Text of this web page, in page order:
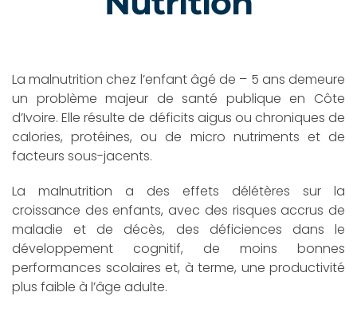
La malnutrition chez l’enfant âgé de – 5 ans demeure
un problème majeur de santé publique en Côte
d’Ivoire. Elle résulte de déficits aigus ou chroniques de
calories, protéines, ou de micro nutriments et de
facteurs sous-jacents.
La malnutrition a des effets délétères sur la
croissance des enfants, avec des risques accrus de
maladie et de décès, des déficiences dans le
développement cognitif, de moins bonnes
performances scolaires et, à terme, une productivité
plus faible à l’âge adulte.